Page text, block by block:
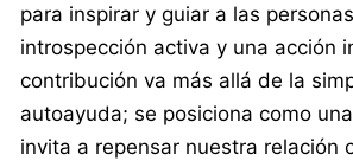
para inspirar y guiar a las
introspección activa y una acción
contribución va más allá de la
autoayuda; se posiciona como
invita a repensar nuestra relación